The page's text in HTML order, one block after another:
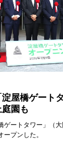
淀屋橋ゲー
園も
ゲートタワー」（
プンした。